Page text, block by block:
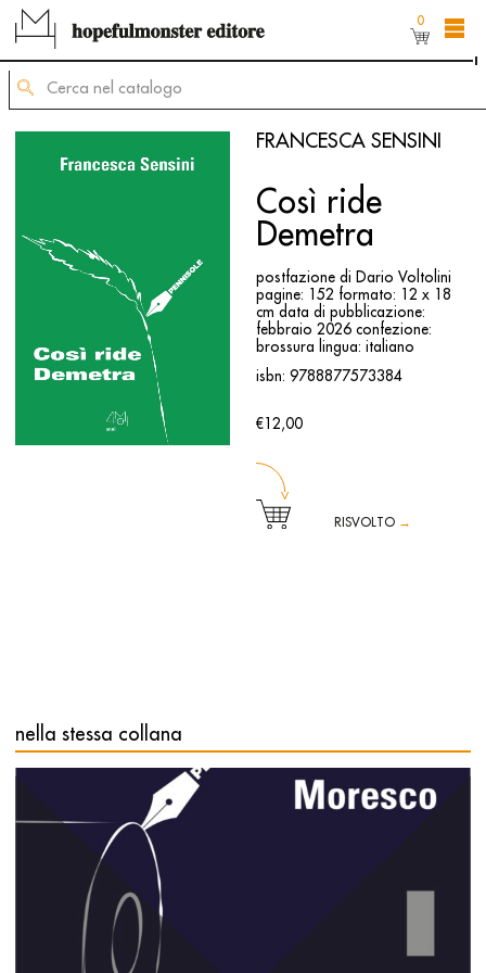
L'area shop del sito è ancora in costruzione,
ma puoi comunque ordinare dei titoli inviando
mailing@hopefulmonster.net
0
FRANCESCA SENSINI
Così ride
Demetra
postfazione di Dario Voltolini
pagine: 152 formato: 12 x 18
cm data di pubblicazione:
febbraio 2026 confezione:
brossura lingua: italiano
isbn: 9788877573384
€12,00
RISVOLTO →
Figlia, storie che ancora non si conoscono. Francesca
Sensini, optando per il timbro ancestrale che muove l’atto
del ridere porta le sue risonanze a sabotare nel profondo la
nostra visione delpassaggio epocaleoccidentale dal
paganesimo al cristianesimo, aiutandoci a vedere la nostra
continuità culturale e antropologica con il primordiale
mondo dei miti da una prospettiva diversa. La combinazione
del principio generativo femminile, della fertilità universale,
la tensione fatta emergere fra
la solarità del riso
sapiente semplicità e leggerezza, riuscendo magistralmente
a suggerire uno spostamento fondamentale e molto
complesso, dagli ampi effetti emozionali e culturali.
Francesca Sensini
attualmente è professoressa associata di Italianistica presso
l’Université Côte d’Azur di Nizza. Classicista di formazione,
nella stessa collana